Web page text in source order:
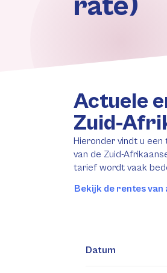
Actuele
Zuid-
Hieronder vindt u
van de Zuid-
tarief wordt vaak
Bekijk de rentes
Datum